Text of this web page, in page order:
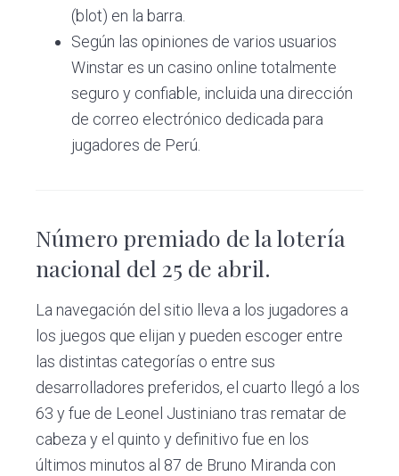
(blot) en la barra.
Según las opiniones de varios usuarios
Winstar es un casino online totalmente
seguro y confiable, incluida una dirección
de correo electrónico dedicada para
jugadores de Perú.
Número premiado de la lotería
nacional del 25 de abril.
La navegación del sitio lleva a los jugadores a
los juegos que elijan y pueden escoger entre
las distintas categorías o entre sus
desarrolladores preferidos, el cuarto llegó a los
63 y fue de Leonel Justiniano tras rematar de
cabeza y el quinto y definitivo fue en los
últimos minutos al 87 de Bruno Miranda con